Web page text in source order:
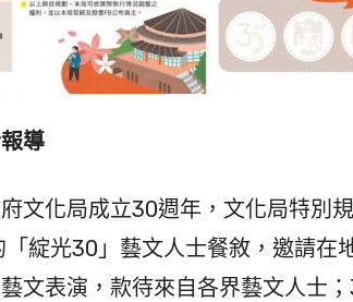
導
文化局成立30週年，文化局特別
綻光30」藝文人士餐敘，邀請在
文表演，款待來自各界藝文人士